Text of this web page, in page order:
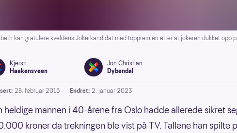
kan gratulere kveldens Jokerkandidat med toppremien etter at jokeren dukket opp
Kjersti
Haakensveen
Jon Christian
Dybendal
28. februar 2015 Endret: 2. januar 2023
heldige mannen i 40-årene fra Oslo hadde allerede sikret
kroner da trekningen ble vist på TV. Tallene han spilte